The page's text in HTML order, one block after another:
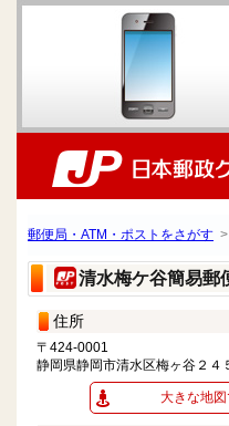
郵便局・ATM・ポストをさがす
清水梅ケ谷簡易郵
住所
〒424-0001
静岡県静岡市清水区梅ヶ谷２４
大きな地